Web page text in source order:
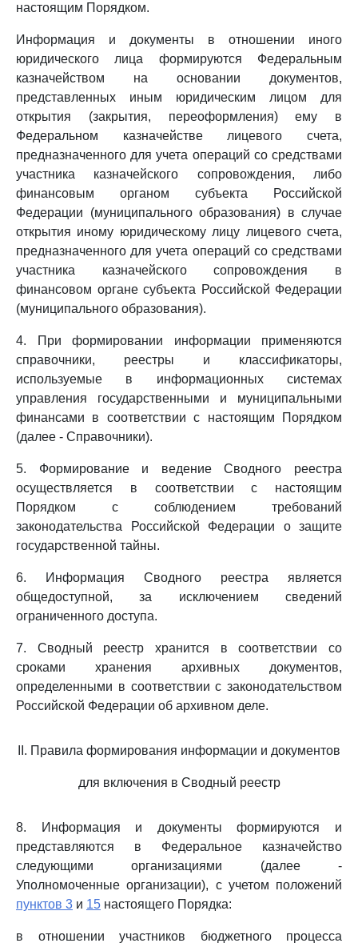
настоящим Порядком.
Информация и документы в отношении иного
юридического лица формируются Федеральным
казначейством на основании документов,
представленных иным юридическим лицом для
открытия (закрытия, переоформления) ему в
Федеральном казначействе лицевого счета,
предназначенного для учета операций со средствами
участника казначейского сопровождения, либо
финансовым органом субъекта Российской
Федерации (муниципального образования) в случае
открытия иному юридическому лицу лицевого счета,
предназначенного для учета операций со средствами
участника казначейского сопровождения в
финансовом органе субъекта Российской Федерации
(муниципального образования).
4. При формировании информации применяются
справочники, реестры и классификаторы,
используемые в информационных системах
управления государственными и муниципальными
финансами в соответствии с настоящим Порядком
(далее - Справочники).
5. Формирование и ведение Сводного реестра
осуществляется в соответствии с настоящим
Порядком с соблюдением требований
законодательства Российской Федерации о защите
государственной тайны.
6. Информация Сводного реестра является
общедоступной, за исключением сведений
ограниченного доступа.
7. Сводный реестр хранится в соответствии со
сроками хранения архивных документов,
определенными в соответствии с законодательством
Российской Федерации об архивном деле.
II. Правила формирования информации и документов
для включения в Сводный реестр
8. Информация и документы формируются и
представляются в Федеральное казначейство
следующими организациями (далее -
Уполномоченные организации), с учетом положений
пунктов 3 и 15 настоящего Порядка:
в отношении участников бюджетного процесса